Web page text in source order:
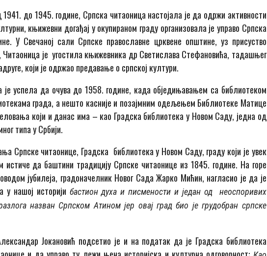
до 1945. године, Српска читаоница настојала је да одржи активности
књижевни догађај у окупираном граду организовала је управо Српска
У Свечаној сали Српске православне црквене општине, уз присуство
Читаоница је угостила књижевника др Светислава Стефановића, тадашњег
који је одржао предавање о српској култури.
је успела да очува до 1958. године, када обједињавањем са библиотеком
града, а нешто касније и позајмним одељењем Библиотеке Матице
који и данас има – као Градска библиотека у Новом Саду, једна од
типа у Србији.
Српске читаонице, Градска библиотека у Новом Саду, граду који је увек
да баштини традицију Српске читаонице из 1845. године. На горе
јубилеја, градоначелник Новог Сада Жарко Мићин, нагласио је да је
у нашој историји бастион духа и писмености и један од неоспоривих
назван Српском Атином јер овај град био је грудобран српске
Јокановић подсетио је и на податак да је Градска библиотека